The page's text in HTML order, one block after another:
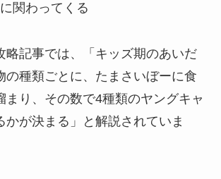
関わってくる
略記事では、「キッズ期のあいだ
の種類ごとに、たまさいぼーに食
まり、その数で4種類のヤングキャ
かが決まる」と解説されていま